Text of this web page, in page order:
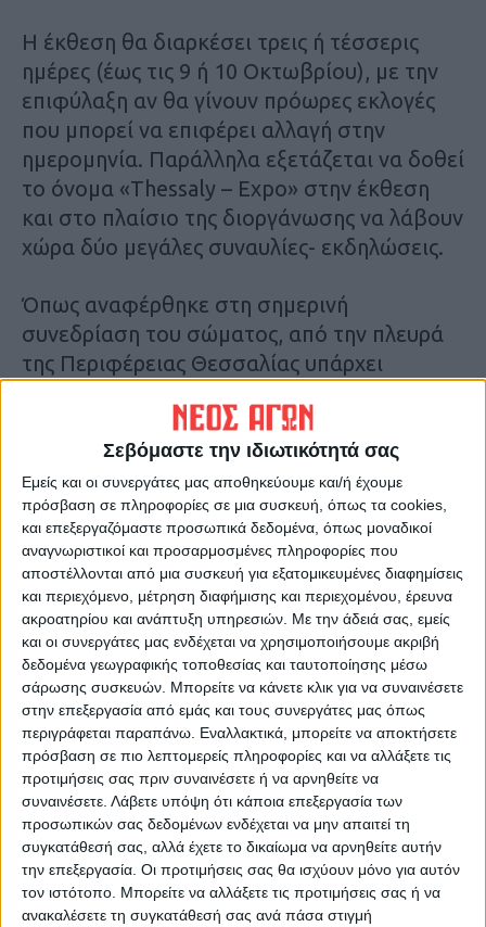
Σεβόμαστε την ιδιωτικότητά σας
Εμείς και οι συνεργάτες μας αποθηκεύουμε και/ή έχουμε
πρόσβαση σε πληροφορίες σε μια συσκευή, όπως τα cookies,
και επεξεργαζόμαστε προσωπικά δεδομένα, όπως μοναδικοί
αναγνωριστικοί και προσαρμοσμένες πληροφορίες που
αποστέλλονται από μια συσκευή για εξατομικευμένες διαφημίσεις
και περιεχόμενο, μέτρηση διαφήμισης και περιεχομένου, έρευνα
ακροατηρίου και ανάπτυξη υπηρεσιών. Με την άδειά σας, εμείς
και οι συνεργάτες μας ενδέχεται να χρησιμοποιήσουμε ακριβή
δεδομένα γεωγραφικής τοποθεσίας και ταυτοποίησης μέσω
σάρωσης συσκευών. Μπορείτε να κάνετε κλικ για να συναινέσετε
στην επεξεργασία από εμάς και τους συνεργάτες μας όπως
περιγράφεται παραπάνω. Εναλλακτικά, μπορείτε να αποκτήσετε
πρόσβαση σε πιο λεπτομερείς πληροφορίες και να αλλάξετε τις
προτιμήσεις σας πριν συναινέσετε ή να αρνηθείτε να
συναινέσετε. Λάβετε υπόψη ότι κάποια επεξεργασία των
προσωπικών σας δεδομένων ενδέχεται να μην απαιτεί τη
συγκατάθεσή σας, αλλά έχετε το δικαίωμα να αρνηθείτε αυτήν
την επεξεργασία. Οι προτιμήσεις σας θα ισχύουν μόνο για αυτόν
τον ιστότοπο. Μπορείτε να αλλάξετε τις προτιμήσεις σας ή να
ανακαλέσετε τη συγκατάθεσή σας ανά πάσα στιγμή
Η έκθεση θα διαρκέσει τρεις ή τέσσερις
ημέρες (έως τις 9 ή 10 Οκτωβρίου), με την
επιφύλαξη αν θα γίνουν πρόωρες εκλογές
που μπορεί να επιφέρει αλλαγή στην
ημερομηνία. Παράλληλα εξετάζεται να δοθεί
το όνομα «Τhessaly – Expo» στην έκθεση
και στο πλαίσιο της διοργάνωσης να λάβουν
χώρα δύο μεγάλες συναυλίες- εκδηλώσεις.
Όπως αναφέρθηκε στη σημερινή
συνεδρίαση του σώματος, από την πλευρά
της Περιφέρειας Θεσσαλίας υπάρχει
κόστους στέγασης – εγκατάστασης της
τέντας. Το κόστος για τους Καρδιτσιώτες
εκθέτες θα διαμορφωθεί στα 35 ευρώ/
τετραγωνικό στο στεγασμένο χώρο και στα
19 ευρώ σε μη στεγασμένο.
Καπναποθήκες
Παράλληλα, όπως ενημέρωσε ο Πρόεδρος
του Επιμελητηρίου κ. Κώστας Ζυγογιάννης,
πιθανώς την ερχόμενη Τρίτη εκπρόσωποι
της διοίκησης θα μεταβούν στο Υπουργείο
Αγροτικής Ανάπτυξης όπου θα έχει
συνάντηση με τον Υπουργό κ. Γιώργο
Γεωργαντά για το θέμα της καπναποθήκης
που κάηκε από την πρόσφατη πυρκαγιά.